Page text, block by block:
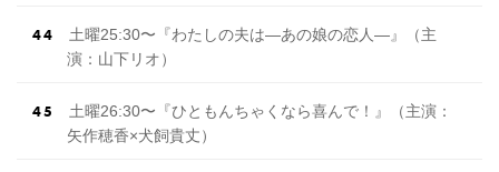
土曜25:30〜『わたしの夫は―あの娘の恋人―』（主
演：山下リオ）
土曜26:30〜『ひともんちゃくなら喜んで！』（主演：
矢作穂香×犬飼貴丈）